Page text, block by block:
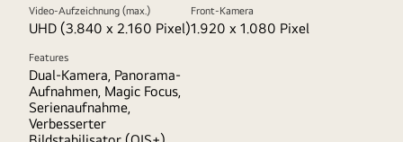
Video-Aufzeichnung (max.)
UHD (3.840 x 2.160 Pixel)
Front-Kamera
1.920 x 1.080 Pixel
Features
Dual-Kamera, Panorama-
Aufnahmen, Magic Focus,
Serienaufnahme,
Verbesserter